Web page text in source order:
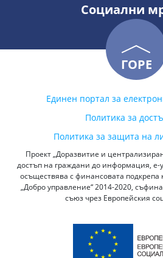
Социални
ГОРЕ
Единен портал за
Политика за
Политика за защита на
Проект „Доразвитие и
достъп на граждани до информация, е-
осъществява с финансовата
„Добро управление“ 2014-2020,
съюз чрез Европейския